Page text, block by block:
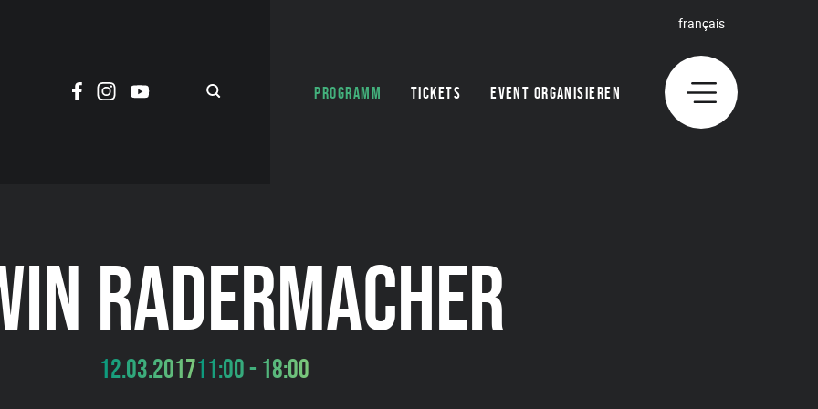
PROGRAMM TICKETS EVENT ORGANISIEREN
français
RADERMACHER
12.03.201711:00 - 18:00